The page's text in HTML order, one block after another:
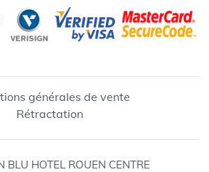
générales de vente
Rétractation
BLU HOTEL ROUEN CENTRE